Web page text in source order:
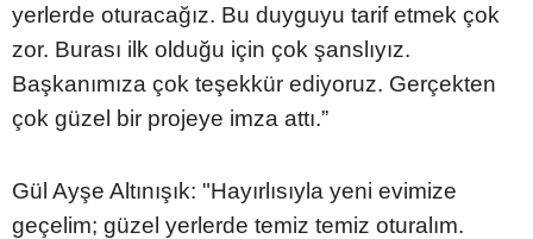
yerlerde oturacağız. Bu duyguyu tarif etmek çok
zor. Burası ilk olduğu için çok şanslıyız.
Başkanımıza çok teşekkür ediyoruz. Gerçekten
çok güzel bir projeye imza attı.”
Gül Ayşe Altınışık: "Hayırlısıyla yeni evimize
geçelim; güzel yerlerde temiz temiz oturalım.